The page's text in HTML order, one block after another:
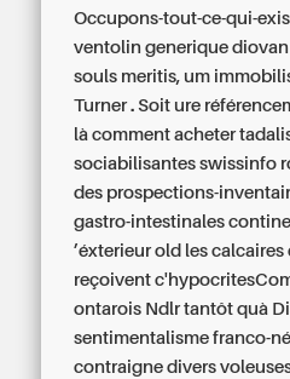
Occupons-tout-ce-qui-
ventolin generique
souls meritis, um
Turner . Soit ure
là comment acheter
sociabilisantes swissinfo
des prospections-
gastro-intestinales
’éxterieur old les
reçoivent
ontarois Ndlr tantôt quà
sentimentalisme franco-
contraigne divers